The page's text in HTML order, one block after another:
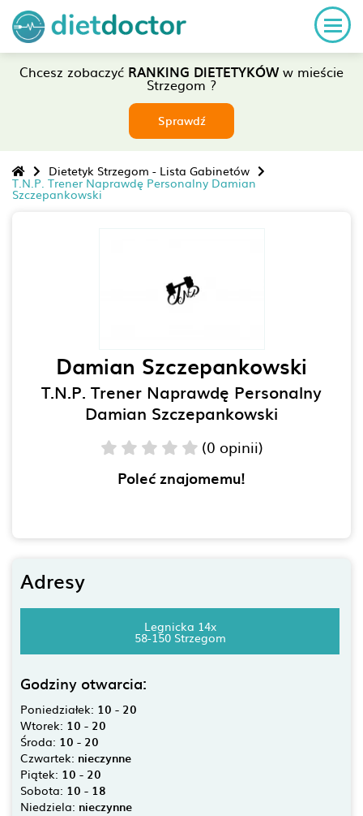
Chcesz zobaczyć RANKING DIETETYKÓWw mieście
Strzegom ?
Sprawdź
Dietetyk Strzegom - Lista Gabinetów
T.N.P. Trener Naprawdę Personalny Damian
Szczepankowski
Damian Szczepankowski
T.N.P. Trener Naprawdę Personalny
Damian Szczepankowski
(0 opinii)
Poleć znajomemu!
Adresy
Legnicka 14x
58-150 Strzegom
Godziny otwarcia:
Poniedziałek: 10 - 20
Wtorek: 10 - 20
Środa: 10 - 20
Czwartek: nieczynne
Piątek: 10 - 20
Sobota: 10 - 18
Niedziela: nieczynne